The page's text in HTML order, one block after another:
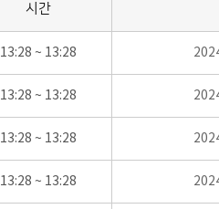
시간
13:28 ~ 13:28
13:28 ~ 13:28
13:28 ~ 13:28
13:28 ~ 13:28